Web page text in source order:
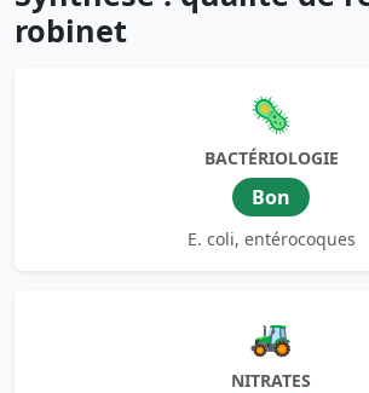
robinet
🦠
BACTÉRIOLOGIE
Bon
E. coli, entérocoques
🚜
NITRATES